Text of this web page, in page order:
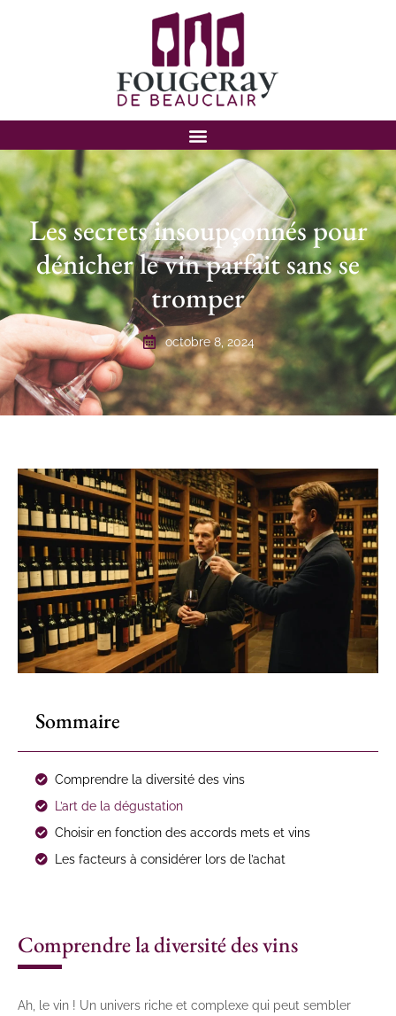
Les secrets insoupçonnés pour
dénicher le vin parfait sans se
tromper
octobre 8, 2024
Sommaire
Comprendre la diversité des vins
L’art de la dégustation
Choisir en fonction des accords mets et vins
Les facteurs à considérer lors de l’achat
Comprendre la diversité des vins
Ah, le vin ! Un univers riche et complexe qui peut sembler